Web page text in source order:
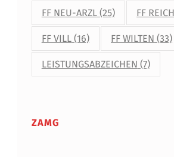
FF NEU-ARZL(25) FF
FF VILL(16) FF WILTEN (33)
LEISTUNGSABZEICHEN (7)
ZAMG